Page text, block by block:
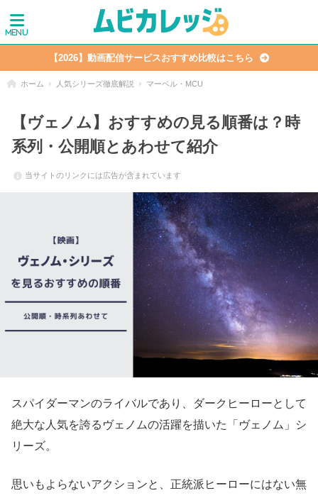
【2026】動画配信サービスおすすめ比較はこちら
ホーム 人気シリーズ徹底解説 マーベル・MCU
【ヴェノム】おすすめの見る順番は？時
系列・公開順とあわせて紹介
当サイトのリンクには広告が含まれています
スパイダーマンのライバルであり、ダークヒーローとして
絶大な人気を誇るヴェノムの活躍を描いた「ヴェノム」シ
リーズ。
思いもよらないアクションと、正統派ヒーローにはない無